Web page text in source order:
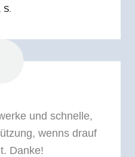
S.
und schnelle,
wenns drauf
Danke!